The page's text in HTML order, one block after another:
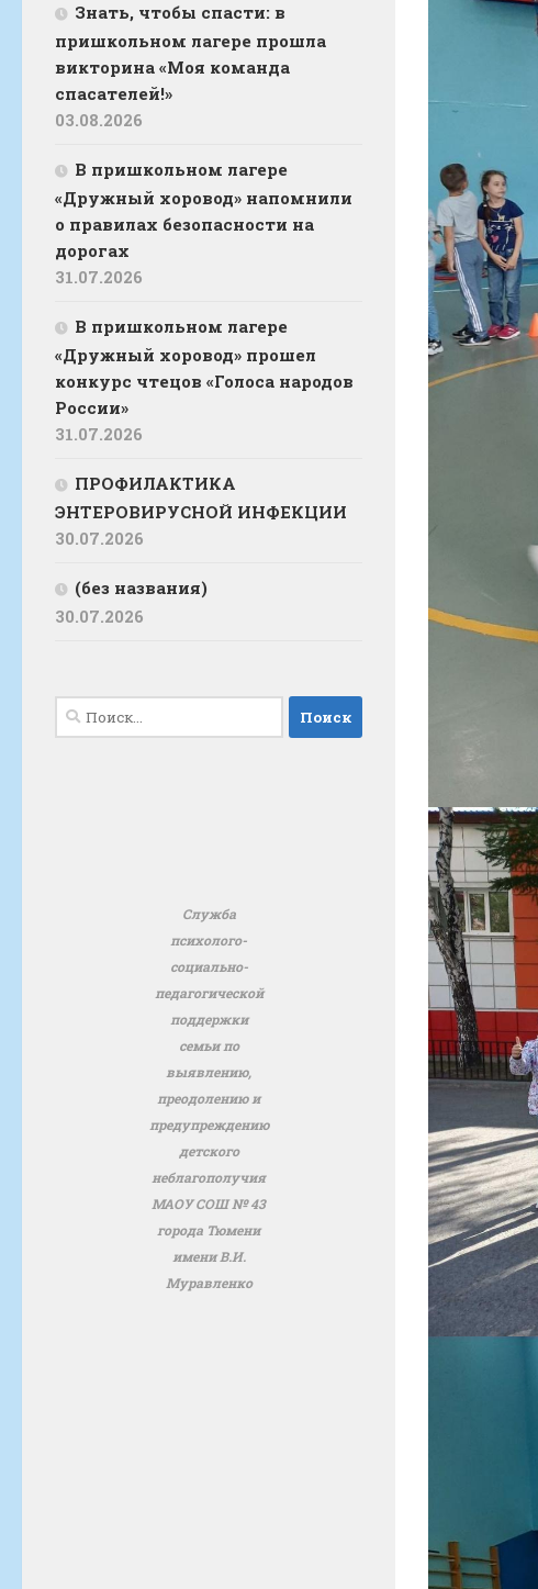
Знать, чтобы спасти: в
пришкольном лагере прошла
викторина «Моя команда
спасателей!»
03.08.2026
В пришкольном лагере
«Дружный хоровод» напомнили
о правилах безопасности на
дорогах
31.07.2026
В пришкольном лагере
«Дружный хоровод» прошел
конкурс чтецов «Голоса народов
России»
31.07.2026
ПРОФИЛАКТИКА
ЭНТЕРОВИРУСНОЙ ИНФЕКЦИИ
30.07.2026
(без названия)
30.07.2026
Найти:
Служба
психолого-
социально-
педагогической
поддержки
семьи по
выявлению,
преодолению и
предупреждению
детского
неблагополучия
МАОУ СОШ № 43
города Тюмени
имени В.И.
Муравленко